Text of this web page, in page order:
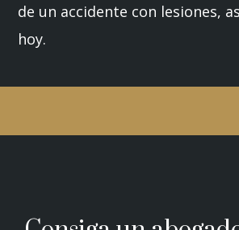
de un accidente con lesiones,
hoy.